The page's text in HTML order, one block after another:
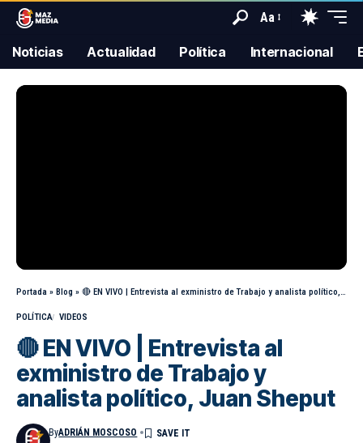
Aa
Noticias Actualidad Política Internacional
Portada » Blog » 🔴 EN VIVO | Entrevista al exministro de Trabajo y analista político, Juan Sheput
POLÍTICA VIDEOS
🔴 EN VIVO | Entrevista al
exministro de Trabajo y
analista político, Juan Sheput
ByADRIÁN MOSCOSO